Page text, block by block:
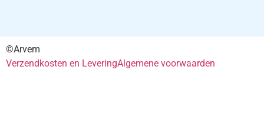
©Arvem
Verzendkosten en LeveringAlgemene voorwaarden